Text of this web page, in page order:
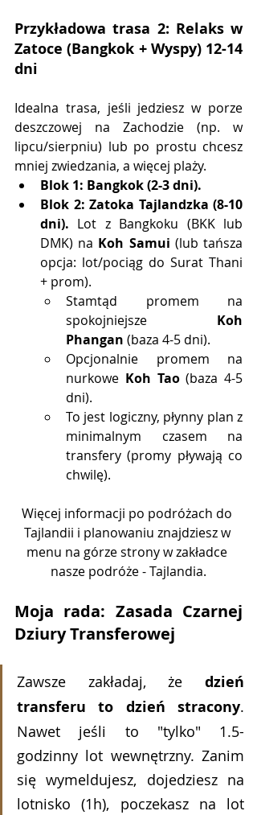
Przykładowa trasa 2: Relaks w
Zatoce (Bangkok + Wyspy) 12-14
dni
Idealna trasa, jeśli jedziesz w porze
deszczowej na Zachodzie (np. w
lipcu/sierpniu) lub po prostu chcesz
mniej zwiedzania, a więcej plaży.
Blok 1: Bangkok (2-3 dni).
Blok 2: Zatoka Tajlandzka (8-10
dni). Lot z Bangkoku (BKK lub
DMK) na Koh Samui (lub tańsza
opcja: lot/pociąg do Surat Thani
+ prom).
Stamtąd promem na
spokojniejsze Koh
Phangan (baza 4-5 dni).
Opcjonalnie promem na
nurkowe Koh Tao (baza 4-5
dni).
To jest logiczny, płynny plan z
minimalnym czasem na
transfery (promy pływają co
chwilę).
Więcej informacji po podróżach do
Tajlandii i planowaniu znajdziesz w
menu na górze strony w zakładce
nasze podróże - Tajlandia.
Moja rada: Zasada Czarnej
Dziury Transferowej
Zawsze zakładaj, że dzień
transferu to dzień stracony.
Nawet jeśli to "tylko" 1.5-
godzinny lot wewnętrzny. Zanim
się wymeldujesz, dojedziesz na
lotnisko (1h), poczekasz na lot